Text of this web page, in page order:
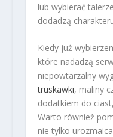
lub wybierać
dodadzą
Kiedy już
które nadadzą
niepowtarzalny
truskawki, maliny
dodatkiem do
Warto również
nie tylko